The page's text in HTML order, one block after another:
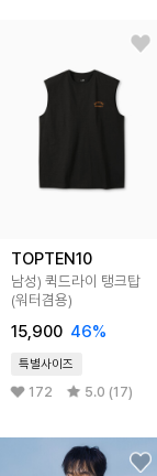
TOPTEN10
남성) 퀵드라이 탱크탑
(워터겸용)
15,900 46%
특별사이즈
172 5.0 (17)